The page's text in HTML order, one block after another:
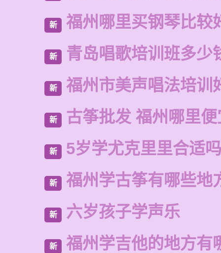
新 福州哪里买钢琴比较
新 青岛唱歌培训班多少
新 福州市美声唱法培训
新 古筝批发 福州哪里
新 5岁学尤克里里合适吗
新 福州学古筝有哪些地
新 六岁孩子学声乐
新 福州学吉他的地方有